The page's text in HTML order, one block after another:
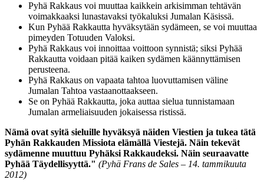
Pyhä Rakkaus voi muuttaa kaikkein arkisimman tehtävän
voimakkaaksi lunastavaksi työkaluksi Jumalan Käsissä.
Kun Pyhää Rakkautta hyväksytään sydämeen, se voi muuttaa
pimeyden Totuuden Valoksi.
Pyhä Rakkaus voi innoittaa voittoon synnistä; siksi Pyhää
Rakkautta voidaan pitää kaiken sydämen käännyttämisen
perusteena.
Pyhä Rakkaus on vapaata tahtoa luovuttamisen väline
Jumalan Tahtoa vastaanottaakseen.
Se on Pyhää Rakkautta, joka auttaa sielua tunnistamaan
Jumalan armeliaisuuden jokaisessa ristissä.
Nämä ovat syitä sieluille hyväksyä näiden Viestien ja tukea tätä
Pyhän Rakkauden Missiota elämällä Viestejä. Näin tekevät
sydämenne muuttuu Pyhäksi Rakkaudeksi. Näin seuraavatte
Pyhää Täydellisyyttä." (Pyhä Frans de Sales – 14. tammikuuta
2012)